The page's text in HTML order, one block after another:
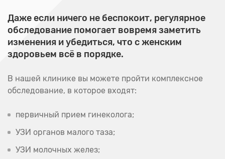
Даже если ничего не беспокоит, регулярное
обследование помогает вовремя заметить
изменения и убедиться, что с женским
здоровьем всё в порядке.
В нашей клинике вы можете пройти комплексное
обследование, в которое входят:
первичный прием гинеколога;
УЗИ органов малого таза;
УЗИ молочных желез;